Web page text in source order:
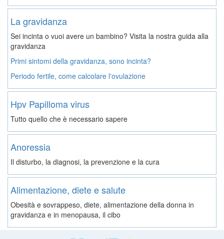
La gravidanza
Sei incinta o vuoi avere un bambino? Visita la nostra guida alla
gravidanza
Primi sintomi della gravidanza, sono incinta?
Periodo fertile, come calcolare l'ovulazione
Hpv Papilloma virus
Tutto quello che è necessario sapere
Anoressia
Il disturbo, la diagnosi, la prevenzione e la cura
Alimentazione, diete e salute
Obesità e sovrappeso, diete, alimentazione della donna in
gravidanza e in menopausa, il cibo